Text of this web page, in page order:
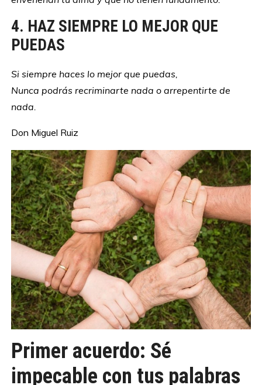
4. HAZ SIEMPRE LO MEJOR QUE
PUEDAS
Si siempre haces lo mejor que puedas,
Nunca podrás recriminarte nada o arrepentirte de
nada.
Don Miguel Ruiz
Primer acuerdo: Sé
impecable con tus palabras